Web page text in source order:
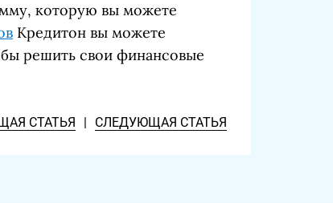
которую вы можете
Кредитон вы можете
решить свои финансовые
СТАТЬЯ | СЛЕДУЮЩАЯ СТАТЬЯ